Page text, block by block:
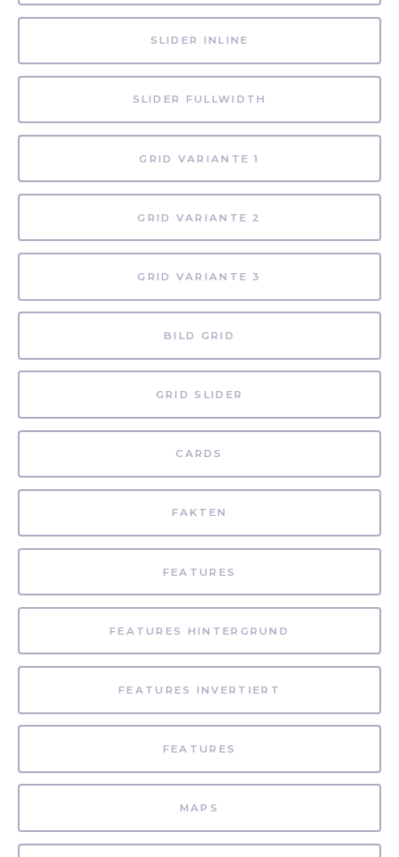
SLIDER INLINE
SLIDER FULLWIDTH
GRID VARIANTE 1
GRID VARIANTE 2
GRID VARIANTE 3
BILD GRID
GRID SLIDER
CARDS
FAKTEN
FEATURES
FEATURES HINTERGRUND
FEATURES INVERTIERT
FEATURES
MAPS